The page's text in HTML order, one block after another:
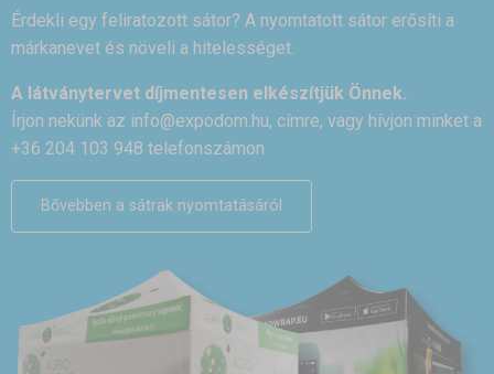
Érdekli egy feliratozott sátor? A nyomtatott sátor erősíti a
márkanevet és növeli a hitelességet.
A látványtervet díjmentesen elkészítjük Önnek.
Írjon nekünk az info@expodom.hu, címre, vagy hívjon minket a
+36 204 103 948 telefonszámon
Bővebben a sátrak nyomtatásáról